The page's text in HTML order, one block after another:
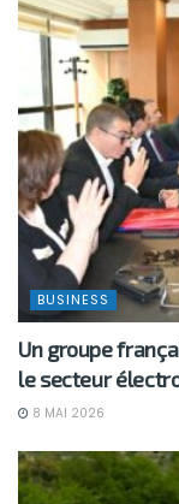
BUSINESS
Un groupe
le secteur
8 MAI 2026